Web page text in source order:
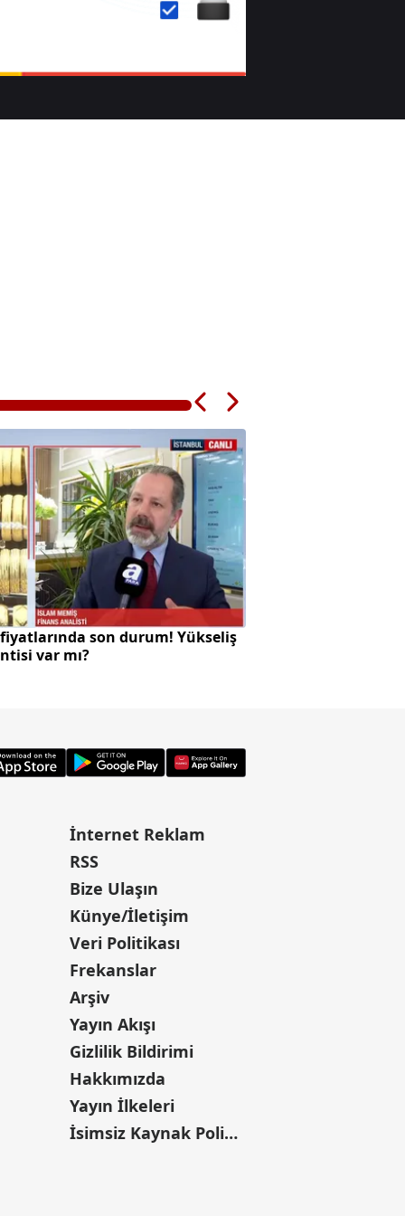
son durum! Yükseliş
var mı?
İnternet Reklam
RSS
Bize Ulaşın
Künye/İletişim
Veri Politikası
Frekanslar
Arşiv
Yayın Akışı
Gizlilik Bildirimi
Hakkımızda
Yayın İlkeleri
İsimsiz Kaynak Politikası